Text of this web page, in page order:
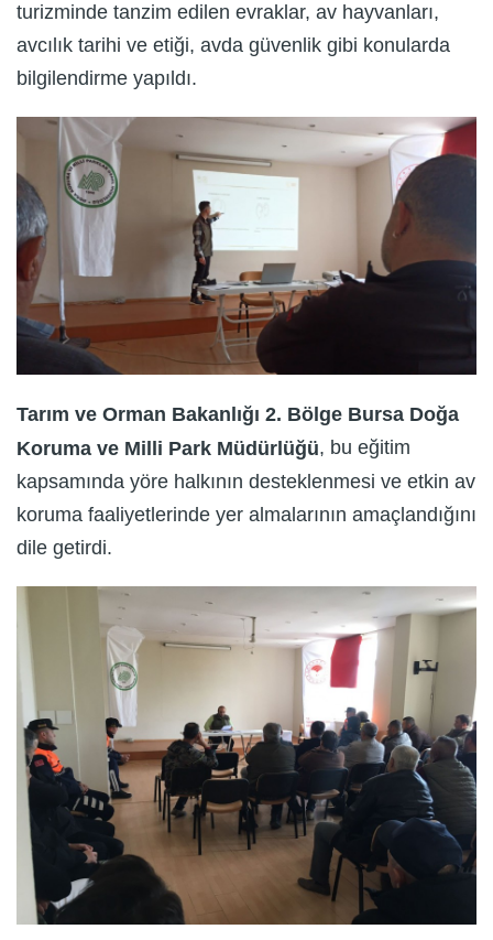
turizminde tanzim edilen evraklar, av hayvanları,
avcılık tarihi ve etiği, avda güvenlik gibi konularda
bilgilendirme yapıldı.
Tarım ve Orman Bakanlığı 2. Bölge Bursa Doğa
Koruma ve Milli Park Müdürlüğü, bu eğitim
kapsamında yöre halkının desteklenmesi ve etkin av
koruma faaliyetlerinde yer almalarının amaçlandığını
dile getirdi.